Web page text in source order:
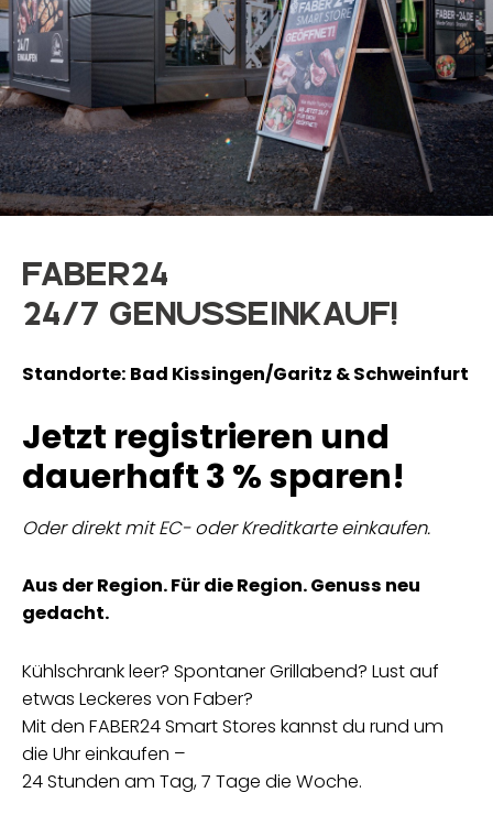
FABER24
24/7 Genusseinkauf!
Standorte: Bad Kissingen/Garitz & Schweinfurt
Jetzt registrieren und
dauerhaft 3 % sparen!
Oder direkt mit EC- oder Kreditkarte einkaufen.
Aus der Region. Für die Region. Genuss neu
gedacht.
Kühlschrank leer? Spontaner Grillabend? Lust auf
etwas Leckeres von Faber?
Mit den FABER24 Smart Stores kannst du rund um
die Uhr einkaufen –
24 Stunden am Tag, 7 Tage die Woche.